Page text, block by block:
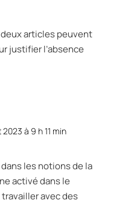
articles peuvent
justifier l’absence
à 9 h 11 min
les notions de la
activé dans le
avec des